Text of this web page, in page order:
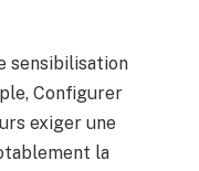
sensibilisation
Configurer
exiger une
la